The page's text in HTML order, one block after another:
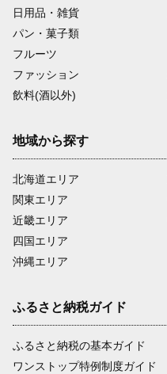
日用品・雑貨
パン・菓子類
フルーツ
ファッション
飲料(酒以外)
地域から探す
北海道エリア
関東エリア
近畿エリア
四国エリア
沖縄エリア
ふるさと納税ガイド
ふるさと納税の基本ガイド
ワンストップ特例制度ガイド